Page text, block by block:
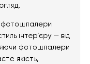
фотошпалери
інтер’єру — від
фотошпалери
якість,